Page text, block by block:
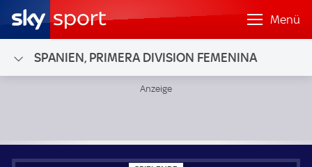
Menü
SPANIEN, PRIMERA DIVISION FEMENINA